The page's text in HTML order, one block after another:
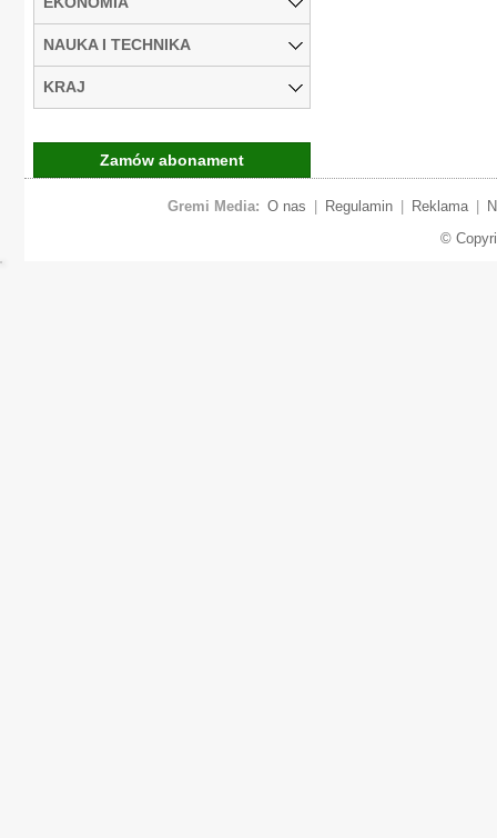
NAUKA I TECHNIKA
KRAJ
Zamów abonament
Gremi Media: O nas Regulamin Reklama
©